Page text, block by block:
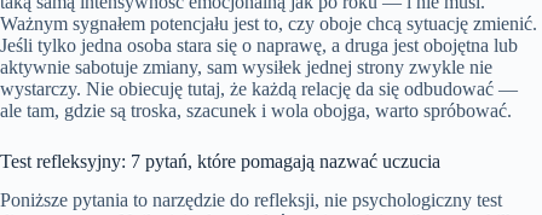
Ważnym sygnałem potencjału jest to, czy oboje chcą sytuację zmienić.
Jeśli tylko jedna osoba stara się o naprawę, a druga jest obojętna lub
aktywnie sabotuje zmiany, sam wysiłek jednej strony zwykle nie
wystarczy. Nie obiecuję tutaj, że każdą relację da się odbudować —
ale tam, gdzie są troska, szacunek i wola obojga, warto spróbować.
Test refleksyjny: 7 pytań, które pomagają nazwać uczucia
Poniższe pytania to narzędzie do refleksji, nie psychologiczny test